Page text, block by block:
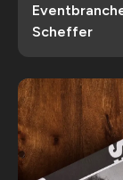
Scheffer